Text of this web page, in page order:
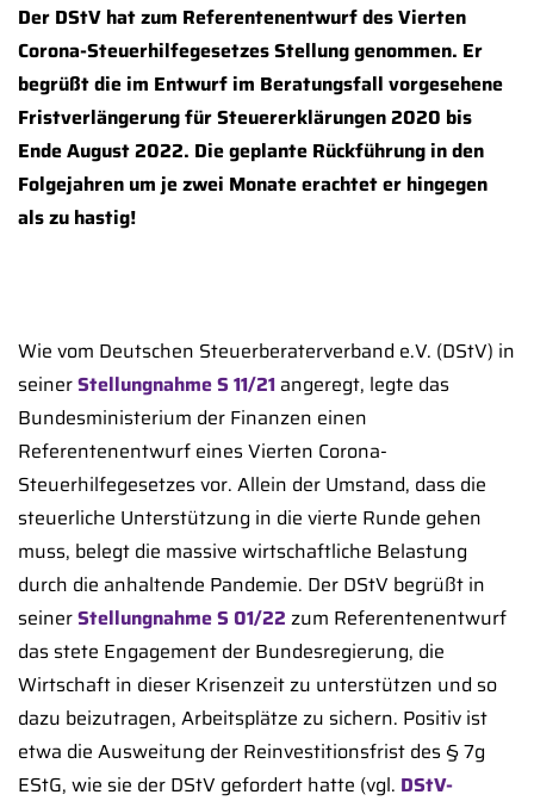
Der DStV hat zum Referentenentwurf des Vierten
Corona-Steuerhilfegesetzes Stellung genommen. Er
begrüßt die im Entwurf im Beratungsfall vorgesehene
Fristverlängerung für Steuererklärungen 2020 bis
Ende August 2022. Die geplante Rückführung in den
Folgejahren um je zwei Monate erachtet er hingegen
als zu hastig!
Wie vom Deutschen Steuerberaterverband e.V. (DStV) in
seinerStellungnahme S 11/21angeregt, legte das
Bundesministerium der Finanzen einen
Referentenentwurf eines Vierten Corona-
Steuerhilfegesetzes vor. Allein der Umstand, dass die
steuerliche Unterstützung in die vierte Runde gehen
muss, belegt die massive wirtschaftliche Belastung
durch die anhaltende Pandemie. Der DStV begrüßt in
seinerStellungnahme S 01/22 zum Referentenentwurf
das stete Engagement der Bundesregierung, die
Wirtschaft in dieser Krisenzeit zu unterstützen und so
dazu beizutragen, Arbeitsplätze zu sichern. Positiv ist
etwa die Ausweitung der Reinvestitionsfrist des § 7g
EStG, wie sie der DStV gefordert hatte (vgl. DStV-